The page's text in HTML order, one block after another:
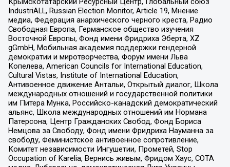
IndustriALL, Russian Election Monitor, Article 19, Мнение
медиа, Федерация анархического черного креста, Радио
Свободная Европа, Германское общество изучения
Восточной Европы, Фонд имени Фридриха Эберта, XZ
gGmbH, Мобильная академия поддержки гендерной
демократии и миротворчества, Форум имени Льва
Копелева, American Councils for International Education,
Cultural Vistas, Institute of International Education,
Антивоенное движение Антальи, Открытый диалог, Школа
международных отношений и государственной политики
им Питера Мунка, Российско-канадский демократический
альянс, Школа международных отношений им Нормана
Патерсона, Центр Гражданских Свобод, Фонд Бориса
Немцова за Свободу, Фонд имени Фридриха Науманна за
свободу, Феминистское антивоенное сопротивление,
Комитет независимости Ингушетии, Прометей, Stop
Occupation of Karelia, Вернись живым, Фридом Хаус, СОТА